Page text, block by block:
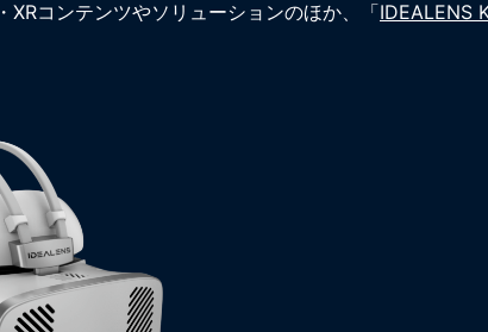
XRコンテンツやソリューションのほか、「IDEALENS